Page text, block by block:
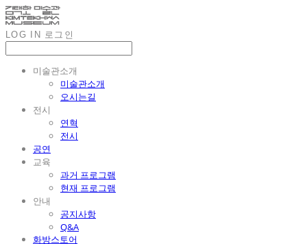
LOG IN 로그인
미술관소개
미술관소개
오시는길
전시
연혁
전시
공연
교육
과거 프로그램
현재 프로그램
안내
공지사항
Q&A
화방스토어